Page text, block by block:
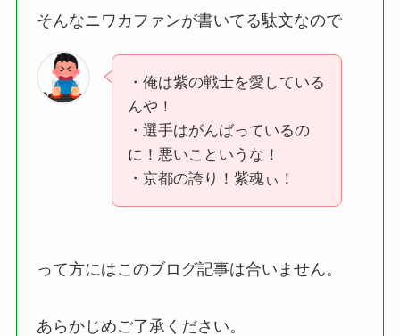
そんなニワカファンが書いてる駄文なので
・俺は紫の戦士を愛している
んや！
・選手はがんばっているの
に！悪いこというな！
・京都の誇り！紫魂ぃ！
って方にはこのブログ記事は合いません。
あらかじめご了承ください。